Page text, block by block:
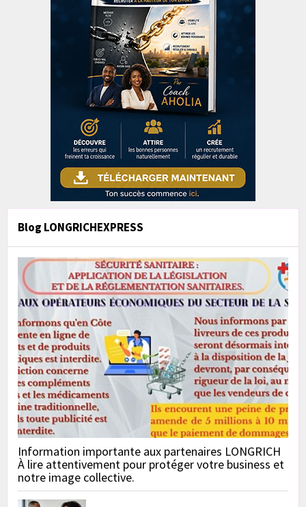
Blog LONGRICHEXPRESS
Information importante aux partenaires LONGRICH
À lire attentivement pour protéger votre business et
notre image collective.